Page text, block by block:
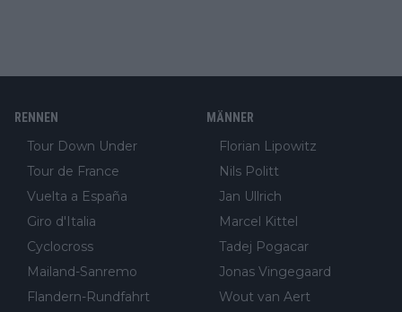
RENNEN
Tour Down Under
Tour de France
Vuelta a España
Giro d'Italia
Cyclocross
Mailand-Sanremo
Flandern-Rundfahrt
MÄNNER
Florian Lipowitz
Nils Politt
Jan Ullrich
Marcel Kittel
Tadej Pogacar
Jonas Vingegaard
Wout van Aert